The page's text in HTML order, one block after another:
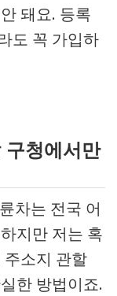
돼요. 등록
도 꼭 가입하
구청에서만
차는 전국 어
지만 저는 혹
소지 관할
한 방법이죠.